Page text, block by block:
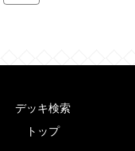
デッキ検索
トップ